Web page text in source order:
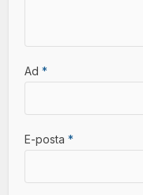
Ad*
E-posta*